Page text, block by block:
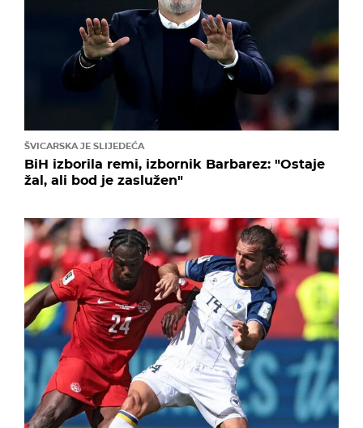
ŠVICARSKA JE SLIJEDEĆA
BiH izborila remi, izbornik Barbarez: "Ostaje
žal, ali bod je zaslužen"